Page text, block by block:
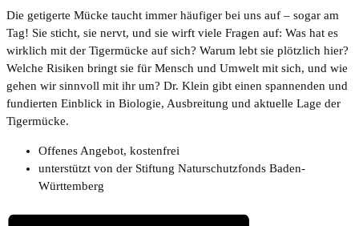
Die getigerte Mücke taucht immer häufiger bei uns auf – sogar am
Tag! Sie sticht, sie nervt, und sie wirft viele Fragen auf: Was hat es
wirklich mit der Tigermücke auf sich? Warum lebt sie plötzlich hier?
Welche Risiken bringt sie für Mensch und Umwelt mit sich, und wie
gehen wir sinnvoll mit ihr um? Dr. Klein gibt einen spannenden und
fundierten Einblick in Biologie, Ausbreitung und aktuelle Lage der
Tigermücke.
Offenes Angebot, kostenfrei
unterstützt von der Stiftung Naturschutzfonds Baden-
Württemberg